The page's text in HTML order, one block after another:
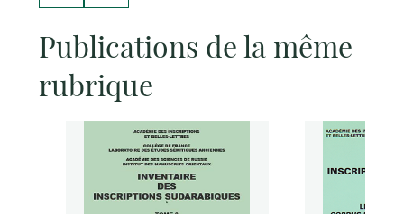
Publications de la même
rubrique